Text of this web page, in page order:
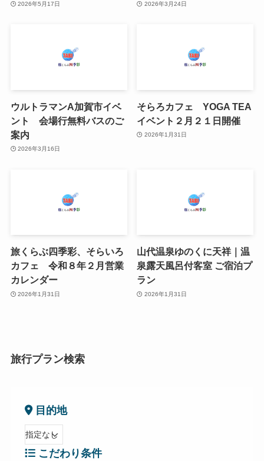
2026年5月17日 2026年3月24日
ウルトラマンA加賀市イベ
ント 会場行無料バスのご
案内
2026年3月16日
そらろカフェ YOGA TEA
イベント２月２１日開催
2026年1月31日
旅くらぶ四季彩、そらいろ
カフェ 令和８年２月営業
カレンダー
2026年1月31日
山代温泉ゆのくに天祥｜温
泉露天風呂付客室 ご宿泊プ
ラン
2026年1月31日
旅行プラン検索
目的地
こだわり条件